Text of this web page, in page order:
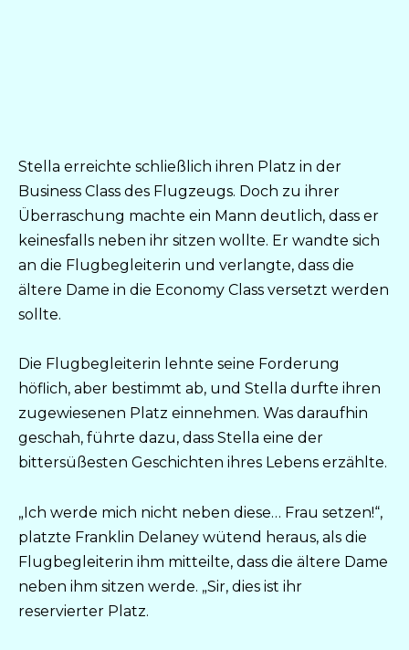
Stella erreichte schließlich ihren Platz in der
Business Class des Flugzeugs. Doch zu ihrer
Überraschung machte ein Mann deutlich, dass er
keinesfalls neben ihr sitzen wollte. Er wandte sich
an die Flugbegleiterin und verlangte, dass die
ältere Dame in die Economy Class versetzt werden
sollte.
Die Flugbegleiterin lehnte seine Forderung
höflich, aber bestimmt ab, und Stella durfte ihren
zugewiesenen Platz einnehmen. Was daraufhin
geschah, führte dazu, dass Stella eine der
bittersüßesten Geschichten ihres Lebens erzählte.
„Ich werde mich nicht neben diese… Frau setzen!“,
platzte Franklin Delaney wütend heraus, als die
Flugbegleiterin ihm mitteilte, dass die ältere Dame
neben ihm sitzen werde. „Sir, dies ist ihr
reservierter Platz.